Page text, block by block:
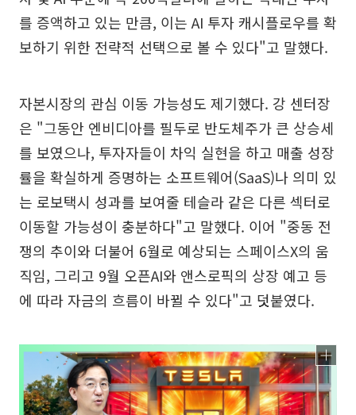
를 증액하고 있는 만큼, 이는 AI 투자 캐시플로우를 확
보하기 위한 전략적 선택으로 볼 수 있다"고 말했다.
자본시장의 관심 이동 가능성도 제기했다. 강 센터장
은 "그동안 엔비디아를 필두로 반도체주가 큰 상승세
를 보였으나, 투자자들이 차익 실현을 하고 매출 성장
률을 확실하게 증명하는 소프트웨어(SaaS)나 의미 있
는 로보택시 성과를 보여줄 테슬라 같은 다른 섹터로
이동할 가능성이 충분하다"고 말했다. 이어 "중동 전
쟁의 추이와 더불어 6월로 예상되는 스페이스X의 움
직임, 그리고 9월 오픈AI와 앤스로픽의 상장 예고 등
에 따라 자금의 흐름이 바뀔 수 있다"고 덧붙였다.